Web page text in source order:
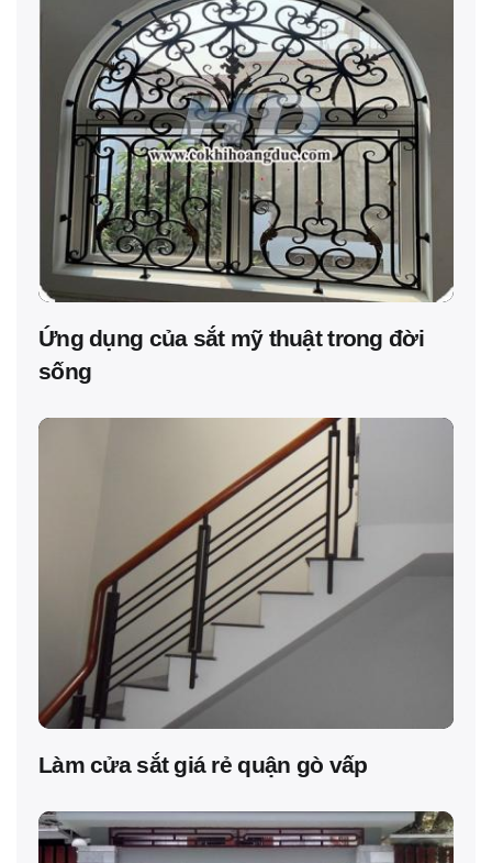
Ứng dụng của sắt mỹ thuật trong đời
sống
Làm cửa sắt giá rẻ quận gò vấp